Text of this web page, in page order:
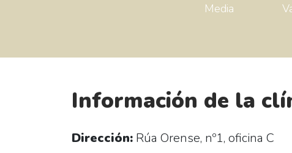
Media
Información de la
Dirección: Rúa Orense, nº1, oficina C